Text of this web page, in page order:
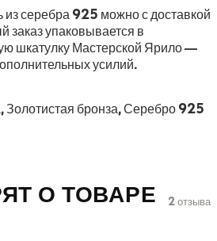
из серебра 925 можно с доставкой
заказ упаковывается в
шкатулку Мастерской Ярило —
усилий.
Золотистая бронза, Серебро 925
О ТОВАРЕ 2 отзыва